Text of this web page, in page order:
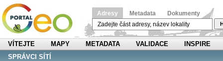
Adresy Metadata Dokumenty
VÍTEJTE MAPY METADATA VALIDACE
INSPIRE
SPRÁVCI SÍTÍ